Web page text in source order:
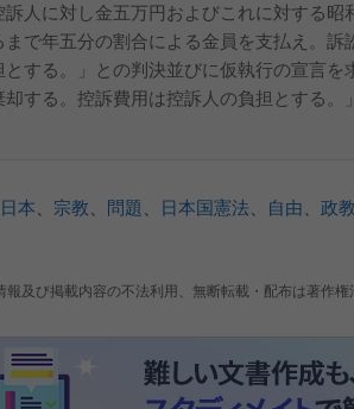
人に対し金五万円およびこれに対する昭
まで年五分の割合による金員を支払え。訴
とする。」との判決並びに仮執行の宣言を
する。控訴費用は控訴人の負担とする。
日本 宗教 問題 日本国憲法 自由 政
報及び掲載内容の不法利用、無断転載・配布は著作権